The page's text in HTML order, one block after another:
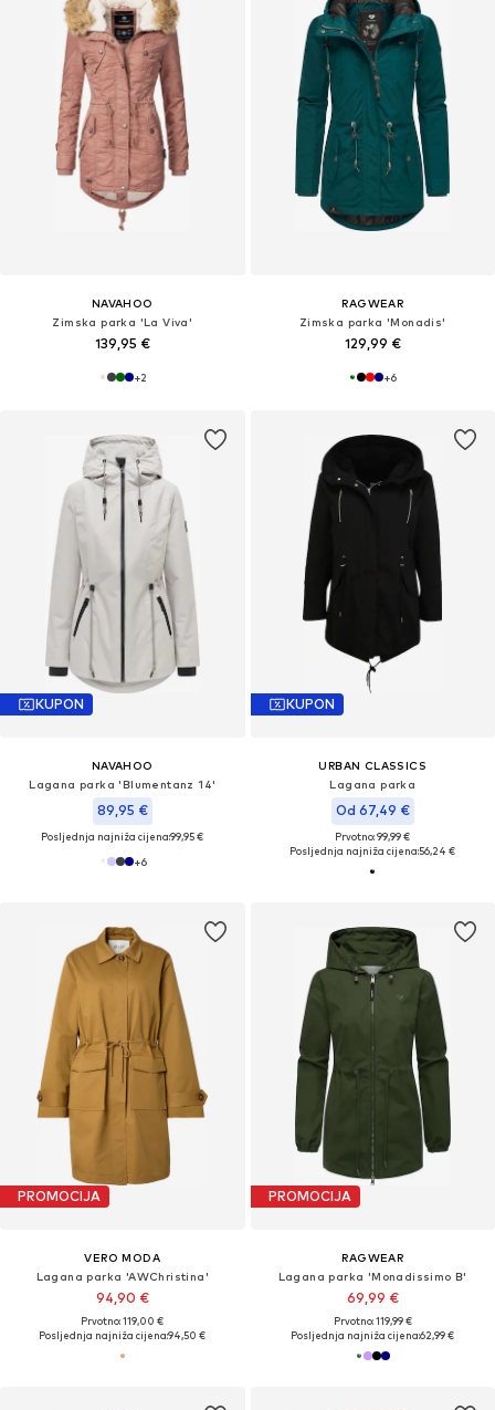
NAVAHOO
Zimska parka 'La Viva'
139,95 €
+2
RAGWEAR
Zimska parka 'Monadis'
129,99 €
+6
KUPON
NAVAHOO
Lagana parka 'Blumentanz 14'
89,95 €
Posljednja najniža cijena:99,95 €
+6
KUPON
URBAN CLASSICS
Lagana parka
Od 67,49 €
Prvotno: 99,99 €
Posljednja najniža cijena:56,24 €
PROMOCIJA
VERO MODA
Lagana parka 'AWChristina'
94,90 €
Prvotno: 119,00 €
Posljednja najniža cijena:94,50 €
PROMOCIJA
RAGWEAR
Lagana parka 'Monadissimo B'
69,99 €
Prvotno: 119,99 €
Posljednja najniža cijena:62,99 €